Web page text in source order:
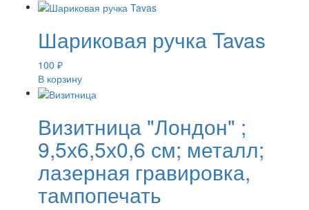
Шариковая ручка Tavas
100 ₽
В корзину
Визитница "Лондон" ;
9,5х6,5х0,6 см; металл;
лазерная гравировка,
тампопечать